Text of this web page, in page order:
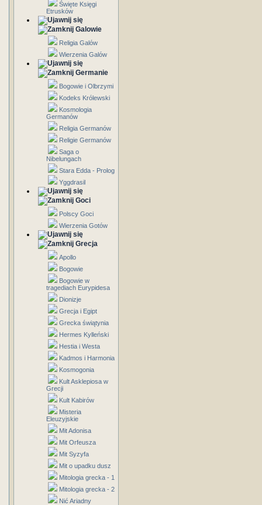
Święte Księgi
Etrusków
Galowie
Religia Galów
Wierzenia Galów
Germanie
Bogowie i Olbrzymi
Kodeks Królewski
Kosmologia
Germanów
Religia Germanów
Religie Germanów
Saga o
Nibelungach
Stara Edda - Prolog
Yggdrasil
Goci
Polscy Goci
Wierzenia Gotów
Grecja
Apollo
Bogowie
Bogowie w
tragediach Eurypidesa
Dionizje
Grecja i Egipt
Grecka świątynia
Hermes Kylleński
Hestia i Westa
Kadmos i Harmonia
Kosmogonia
Kult Asklepiosa w
Grecji
Kult Kabirów
Misteria
Eleuzyjskie
Mit Adonisa
Mit Orfeusza
Mit Syzyfa
Mit o upadku dusz
Mitologia grecka - 1
Mitologia grecka - 2
Nić Ariadny